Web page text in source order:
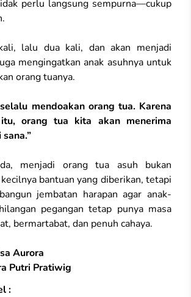
perlu langsung sempurna—cukup
lalu dua kali, dan akan menjadi
mengingatkan anak asuhnya untuk
orang tuanya.
mendoakan orang tua. Karena
orang tua kita akan menerima
menjadi orang tua asuh bukan
bantuan yang diberikan, tetapi
jembatan harapan agar anak-
pegangan tetap punya masa
bermartabat, dan penuh cahaya.
Aurora
Putri Pratiwig
: